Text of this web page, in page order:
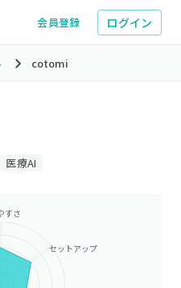
会員登録 ログイン
cotomi
医療AI
すさ
セットアップ